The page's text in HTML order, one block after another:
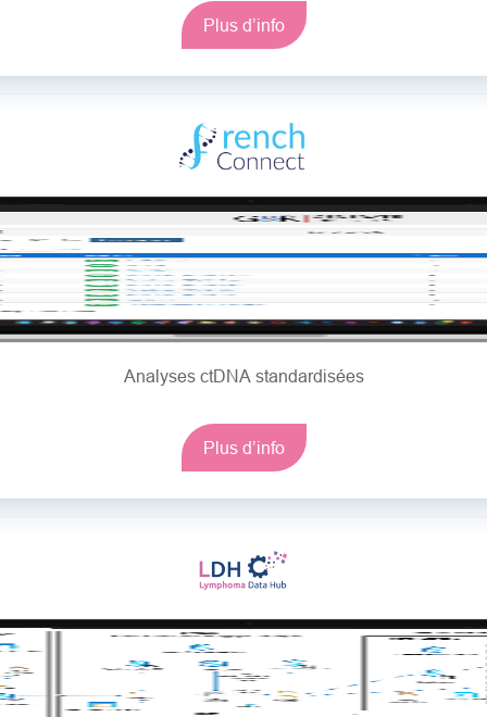
Plus d’info
Analyses ctDNA standardisées
Plus d’info